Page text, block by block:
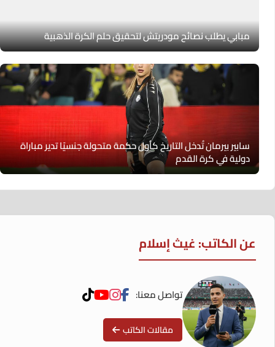
مبابي يطلب نصائح مودريتش لتحقيق حلم الكرة الذهبية
سابير بيرمان تُدخل التاريخ كأول حكمة متحولة جنسيًا تدير مباراة
دولية في كرة القدم
عن الكاتب: غيث إسلام
تواصل معنا:
مقالات الكاتب